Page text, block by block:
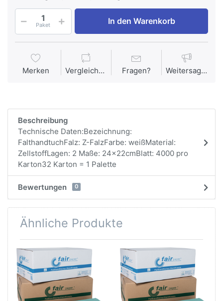
Paket In den Warenkorb
Merken Vergleichen Fragen? Weitersagen
Beschreibung
Technische Daten:Bezeichnung:
FalthandtuchFalz: Z-FalzFarbe: weißMaterial:
ZellstoffLagen: 2 Maße: 24x22cmBlatt: 4000 pro
Karton32 Karton = 1 Palette
Bewertungen 0
Ähnliche Produkte